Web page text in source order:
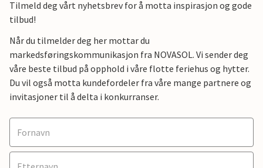
Tilmeld deg vårt nyhetsbrev for å motta inspirasjon og gode
tilbud!
Når du tilmelder deg her mottar du
markedsføringskommunikasjon fra NOVASOL. Vi sender deg
våre beste tilbud på opphold i våre flotte feriehus og hytter.
Du vil også motta kundefordeler fra våre mange partnere og
invitasjoner til å delta i konkurranser.